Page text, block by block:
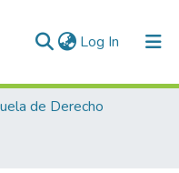
Log In (current)
de Derecho